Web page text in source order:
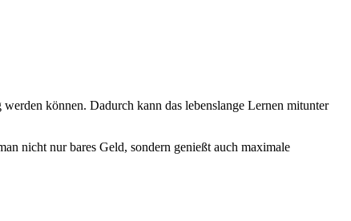
können. Dadurch kann das lebenslange Lernen mitunter
nicht nur bares Geld, sondern genießt auch maximale